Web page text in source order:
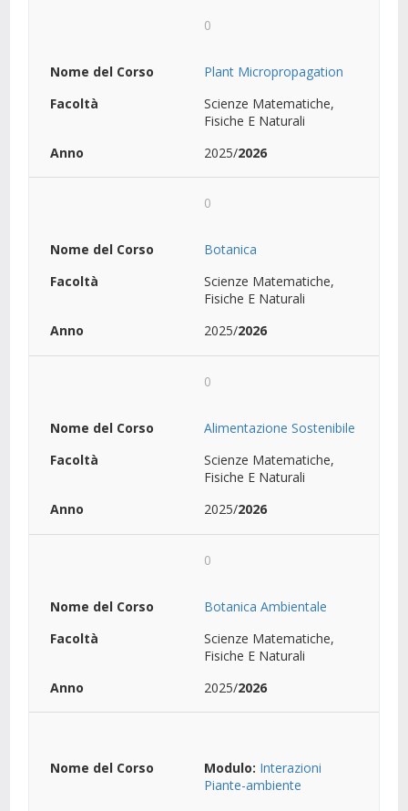
0
Plant Micropropagation
Scienze Matematiche,
Fisiche E Naturali
2025/2026
0
Botanica
Scienze Matematiche,
Fisiche E Naturali
2025/2026
0
Alimentazione Sostenibile
Scienze Matematiche,
Fisiche E Naturali
2025/2026
0
Botanica Ambientale
Scienze Matematiche,
Fisiche E Naturali
2025/2026
Modulo: Interazioni
Piante-ambiente